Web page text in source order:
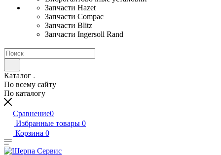
Запчасти Hazet
Запчасти Compac
Запчасти Blitz
Запчасти Ingersoll Rand
Каталог
По всему сайту
По каталогу
Сравнение0
Избранные товары 0
Корзина 0